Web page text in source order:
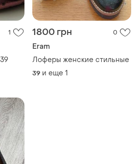
1 1800 грн 0
Eram
Лоферы женские стильные
39 и еще 1